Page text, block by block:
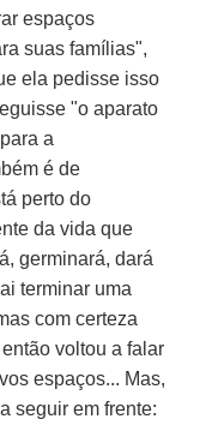
espaços
suas famílias",
ela pedisse isso
"o aparato
a
é de
perto do
da vida que
germinará, dará
terminar uma
com certeza
então voltou a falar
espaços... Mas,
seguir em frente: